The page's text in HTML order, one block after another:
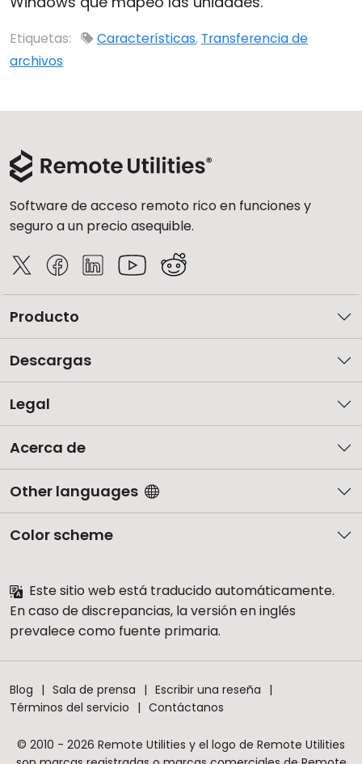
Etiquetas: Características, Transferencia de
archivos
Software de acceso remoto rico en funciones y
seguro a un precio asequible.
Producto
Descargas
Legal
Acerca de
Other languages
Color scheme
Este sitio web está traducido automáticamente.
En caso de discrepancias, la versión en inglés
prevalece como fuente primaria.
Blog Sala de prensa
Escribir una reseña
Términos del servicio
Contáctanos
© 2010 - 2026 Remote Utilities y el logo de Remote Utilities